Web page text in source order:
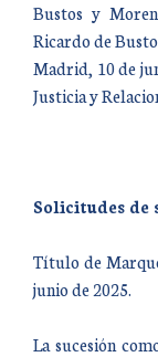
Bustos y
Ricardo de
Madrid, 10 de
Justicia y
Solicitudes de
Título de
junio de 2025.
La sucesión